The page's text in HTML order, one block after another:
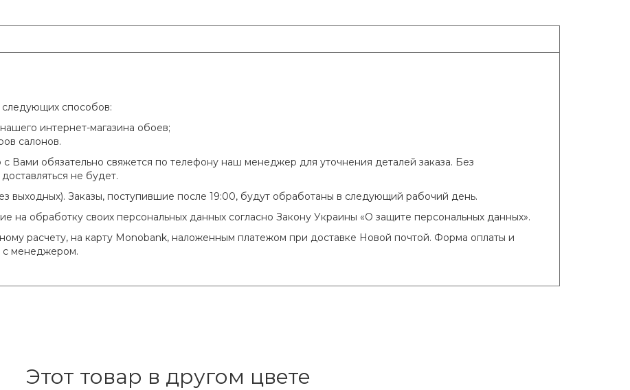
способов:
интернет-магазина обоев;
салонов.
Вами обязательно свяжется по телефону наш менеджер для уточнения деталей заказа. Без
не будет.
выходных). Заказы, поступившие после 19:00, будут обработаны в следующий рабочий день.
на обработку своих персональных данных согласно Закону Украины «О защите персональных данных».
расчету, на карту Monobank, наложенным платежом при доставке Новой почтой. Форма оплаты и
с менеджером.
Этот товар в другом цвете